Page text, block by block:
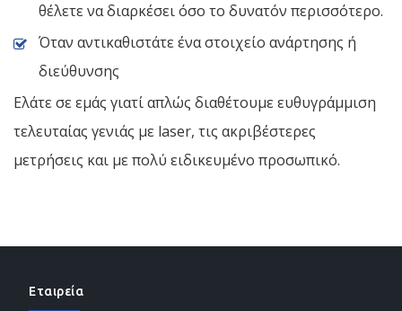
θέλετε να διαρκέσει όσο το δυνατόν περισσότερο.
Όταν αντικαθιστάτε ένα στοιχείο ανάρτησης ή
διεύθυνσης
Ελάτε σε εμάς γιατί απλώς διαθέτουμε ευθυγράμμιση
τελευταίας γενιάς με laser, τις ακριβέστερες
μετρήσεις και με πολύ ειδικευμένο προσωπικό.
Εταιρεία